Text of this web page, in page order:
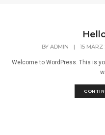
BY ADMIN | 15
Welcome to WordPress. This is